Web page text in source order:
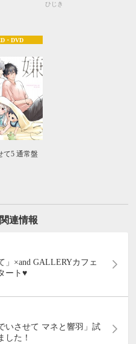
ひじき
・DVD
て5 通常盤
連情報
」×and GALLERYカフェ
ート♥
いさせて マネと響羽」試
した！